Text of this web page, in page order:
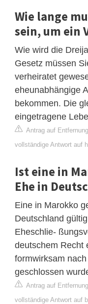
Wie lange
sein, um ein
Wie wird die
Gesetz müssen
verheiratet
eheunabhängige
bekommen. Die
eingetragene
Antrag auf
vollständige Antwort auf
Ist eine in
Ehe in
Eine in Marokko
Deutschland
Eheschlie-
deutschem Recht
formwirksam
geschlossen
Antrag auf
vollständige Antwort auf